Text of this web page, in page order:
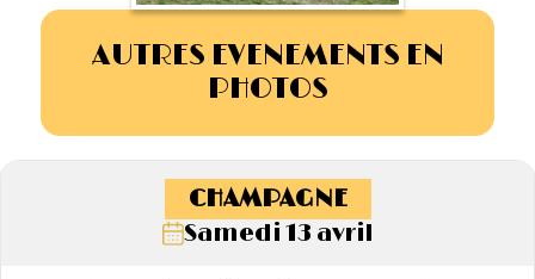
AUTRES EVENEMENTS EN
PHOTOS
CHAMPAGNE
Samedi 13 avril